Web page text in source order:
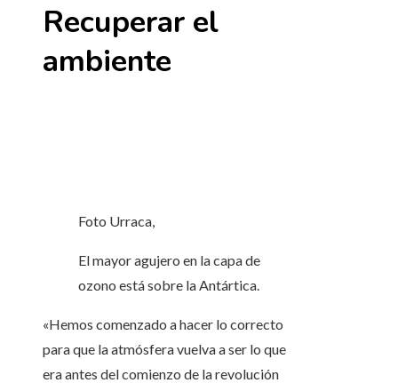
Recuperar el
ambiente
Foto Urraca,
El mayor agujero en la capa de
ozono está sobre la Antártica.
«Hemos comenzado a hacer lo correcto
para que la atmósfera vuelva a ser lo que
era antes del comienzo de la revolución